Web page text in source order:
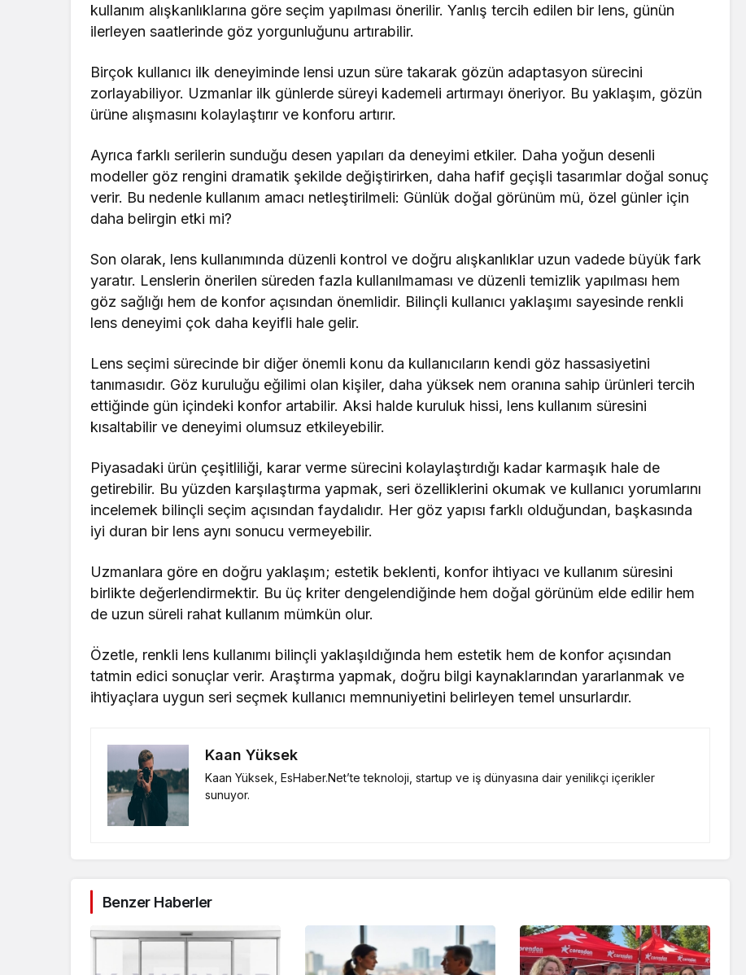
kullanım alışkanlıklarına göre seçim yapılması önerilir. Yanlış tercih edilen bir lens, günün
ilerleyen saatlerinde göz yorgunluğunu artırabilir.
Birçok kullanıcı ilk deneyiminde lensi uzun süre takarak gözün adaptasyon sürecini
zorlayabiliyor. Uzmanlar ilk günlerde süreyi kademeli artırmayı öneriyor. Bu yaklaşım, gözün
ürüne alışmasını kolaylaştırır ve konforu artırır.
Ayrıca farklı serilerin sunduğu desen yapıları da deneyimi etkiler. Daha yoğun desenli
modeller göz rengini dramatik şekilde değiştirirken, daha hafif geçişli tasarımlar doğal sonuç
verir. Bu nedenle kullanım amacı netleştirilmeli: Günlük doğal görünüm mü, özel günler için
daha belirgin etki mi?
Son olarak, lens kullanımında düzenli kontrol ve doğru alışkanlıklar uzun vadede büyük fark
yaratır. Lenslerin önerilen süreden fazla kullanılmaması ve düzenli temizlik yapılması hem
göz sağlığı hem de konfor açısından önemlidir. Bilinçli kullanıcı yaklaşımı sayesinde renkli
lens deneyimi çok daha keyifli hale gelir.
Lens seçimi sürecinde bir diğer önemli konu da kullanıcıların kendi göz hassasiyetini
tanımasıdır. Göz kuruluğu eğilimi olan kişiler, daha yüksek nem oranına sahip ürünleri tercih
ettiğinde gün içindeki konfor artabilir. Aksi halde kuruluk hissi, lens kullanım süresini
kısaltabilir ve deneyimi olumsuz etkileyebilir.
Piyasadaki ürün çeşitliliği, karar verme sürecini kolaylaştırdığı kadar karmaşık hale de
getirebilir. Bu yüzden karşılaştırma yapmak, seri özelliklerini okumak ve kullanıcı yorumlarını
incelemek bilinçli seçim açısından faydalıdır. Her göz yapısı farklı olduğundan, başkasında
iyi duran bir lens aynı sonucu vermeyebilir.
Uzmanlara göre en doğru yaklaşım; estetik beklenti, konfor ihtiyacı ve kullanım süresini
birlikte değerlendirmektir. Bu üç kriter dengelendiğinde hem doğal görünüm elde edilir hem
de uzun süreli rahat kullanım mümkün olur.
Özetle, renkli lens kullanımı bilinçli yaklaşıldığında hem estetik hem de konfor açısından
tatmin edici sonuçlar verir. Araştırma yapmak, doğru bilgi kaynaklarından yararlanmak ve
ihtiyaçlara uygun seri seçmek kullanıcı memnuniyetini belirleyen temel unsurlardır.
Kaan Yüksek
Kaan Yüksek, EsHaber.Net’te teknoloji, startup ve iş dünyasına dair yenilikçi içerikler
sunuyor.
Benzer Haberler